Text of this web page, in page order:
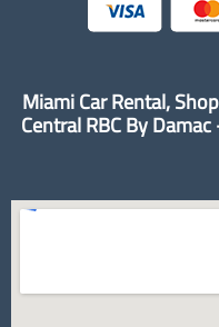
Miami Car Rental,
Central RBC By